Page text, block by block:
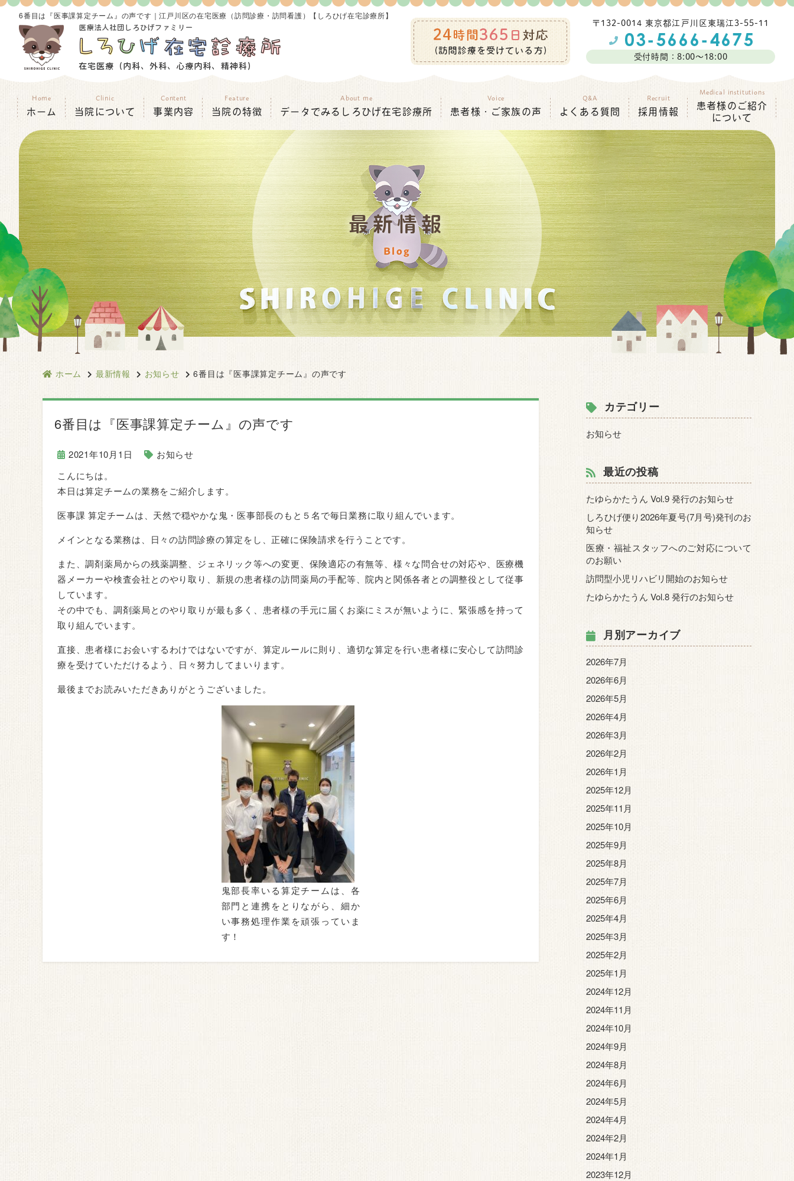
〒132-0014 東京都江⼾川区東瑞江3-55-11
受付時間：8:00～18:00
Home
ホーム
Clinic
当院について
Content
事業内容
Feature
当院の特徴
About me
データでみるしろひげ在宅診療所
Voice
患者様・ご家族の声
Q&A
よくある質問
Recruit
採用情報
Medical institutions
患者様のご紹介
について
最新情報
Blog
6番目は『医事課算定チーム』の声です｜江戸川区の在宅医療（訪問診療・訪問看護）【しろひげ在宅診療所】
ホーム 最新情報 お知らせ 6番目は『医事課算定チーム』の声です
6番目は『医事課算定チーム』の声です
2021年10月1日
お知らせ
こんにちは。
本日は算定チームの業務をご紹介します。
医事課 算定チームは、天然で穏やかな鬼・医事部長のもと５名で毎日業務に取り組んでいます。
メインとなる業務は、日々の訪問診療の算定をし、正確に保険請求を行うことです。
また、調剤薬局からの残薬調整、ジェネリック等への変更、保険適応の有無等、様々な問合せの対応や、医療機
器メーカーや検査会社とのやり取り、新規の患者様の訪問薬局の手配等、院内と関係各者との調整役として従事
しています。
その中でも、調剤薬局とのやり取りが最も多く、患者様の手元に届くお薬にミスが無いように、緊張感を持って
取り組んでいます。
直接、患者様にお会いするわけではないですが、算定ルールに則り、適切な算定を行い患者様に安心して訪問診
療を受けていただけるよう、日々努力してまいります。
最後までお読みいただきありがとうございました。
鬼部長率いる算定チームは、各
部門と連携をとりながら、細か
い事務処理作業を頑張っていま
す！
カテゴリー
お知らせ
最近の投稿
たゆらかたうん Vol.9 発行のお知らせ
しろひげ便り2026年夏号(7月号)発刊のお
知らせ
医療・福祉スタッフへのご対応について
のお願い
訪問型小児リハビリ開始のお知らせ
たゆらかたうん Vol.8 発行のお知らせ
月別アーカイブ
2026年7月
2026年6月
2026年5月
2026年4月
2026年3月
2026年2月
2026年1月
2025年12月
2025年11月
2025年10月
2025年9月
2025年8月
2025年7月
2025年6月
2025年4月
2025年3月
2025年2月
2025年1月
2024年12月
2024年11月
2024年10月
2024年9月
2024年8月
2024年6月
2024年5月
2024年4月
2024年2月
2024年1月
2023年12月